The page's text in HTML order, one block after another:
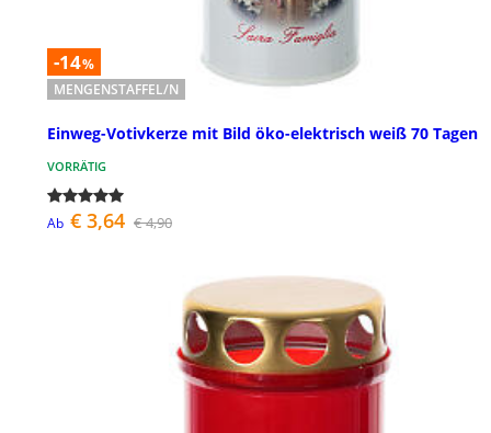
-14%
MENGENSTAFFEL/N
Einweg-Votivkerze mit Bild öko-elektrisch weiß 70 Tagen
VORRÄTIG
Ab € 3,64 € 4,90